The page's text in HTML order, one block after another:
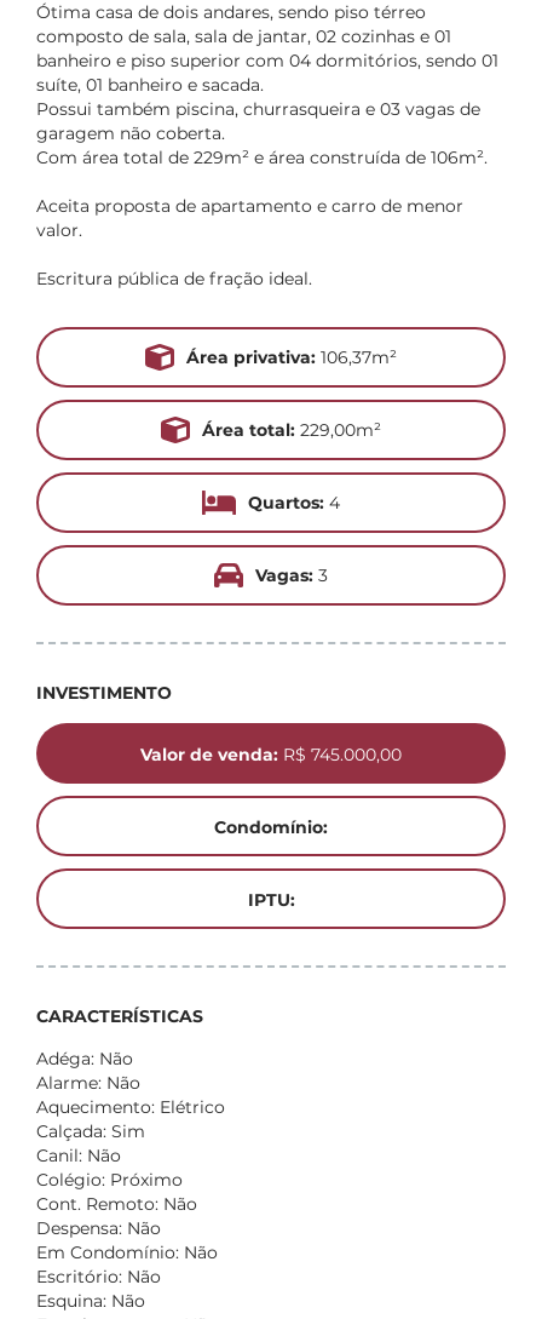
Ótima casa de dois andares, sendo piso térreo
composto de sala, sala de jantar, 02 cozinhas e 01
banheiro e piso superior com 04 dormitórios, sendo 01
suíte, 01 banheiro e sacada.
Possui também piscina, churrasqueira e 03 vagas de
garagem não coberta.
Com área total de 229m² e área construída de 106m².
Aceita proposta de apartamento e carro de menor
valor.
Escritura pública de fração ideal.
Área privativa:106,37m²
Área total:229,00m²
Quartos: 4
Vagas:3
INVESTIMENTO
Valor de venda: R$ 745.000,00
Condomínio:
IPTU:
CARACTERÍSTICAS
Adéga: Não
Alarme: Não
Aquecimento: Elétrico
Calçada: Sim
Canil: Não
Colégio: Próximo
Cont. Remoto: Não
Despensa: Não
Em Condomínio: Não
Escritório: Não
Esquina: Não